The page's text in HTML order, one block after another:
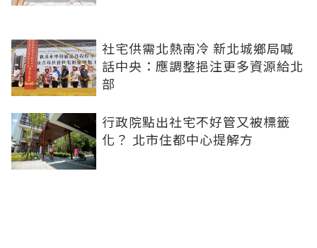
社宅供需北熱南冷 新北城鄉局喊
話中央：應調整挹注更多資源給北
部
行政院點出社宅不好管又被標籤
化？ 北市住都中心提解方